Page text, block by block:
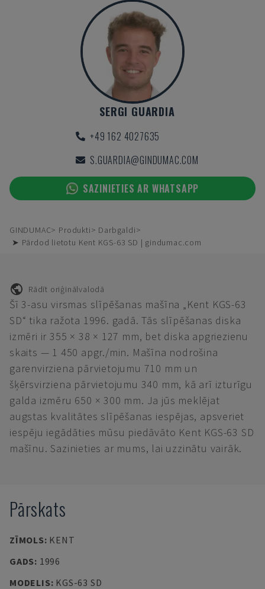
SERGI GUARDIA
+49 162 4027635
S.GUARDIA@GINDUMAC.COM
SAZINIETIES AR WHATSAPP
GINDUMAC Produkti
Darbgaldi
➤ Pārdod lietotu Kent KGS-63 SD | gindumac.com
Rādīt oriģinālvalodā
Šī 3-asu virsmas slīpēšanas mašīna „Kent KGS-63
SD“ tika ražota 1996. gadā. Tās slīpēšanas diska
izmēri ir 355 × 38 × 127 mm, bet diska apgriezienu
skaits — 1 450 apgr./min. Mašīna nodrošina
garenvirziena pārvietojumu 710 mm un
šķērsvirziena pārvietojumu 340 mm, kā arī izturīgu
galda izmēru 650 × 300 mm. Ja jūs meklējat
augstas kvalitātes slīpēšanas iespējas, apsveriet
iespēju iegādāties mūsu piedāvāto Kent KGS-63 SD
mašīnu. Sazinieties ar mums, lai uzzinātu vairāk.
Pārskats
ZĪMOLS: KENT
GADS: 1996
MODELIS: KGS-63 SD